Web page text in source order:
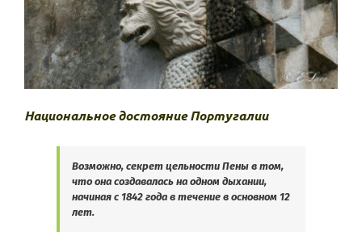
Национальное достояние Португалии
Возможно, секрет цельности Пены в том,
что она создавалась на одном дыхании,
начиная с 1842 года в течение в основном 12
лет.